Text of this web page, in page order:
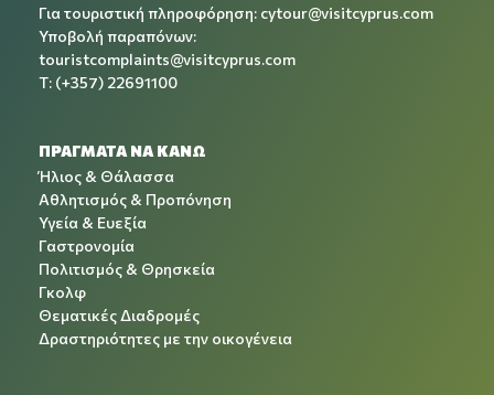
Για τουριστική πληροφόρηση: cytour@visitcyprus.com
Υποβολή παραπόνων:
touristcomplaints@visitcyprus.com
T: (+357) 22691100
ΠΡΑΓΜΑΤΑ ΝΑ ΚΑΝΩ
Ήλιος & Θάλασσα
Αθλητισμός & Προπόνηση
Υγεία & Ευεξία
Γαστρονομία
Πολιτισμός & Θρησκεία
Γκολφ
Θεματικές Διαδρομές
Δραστηριότητες με την οικογένεια